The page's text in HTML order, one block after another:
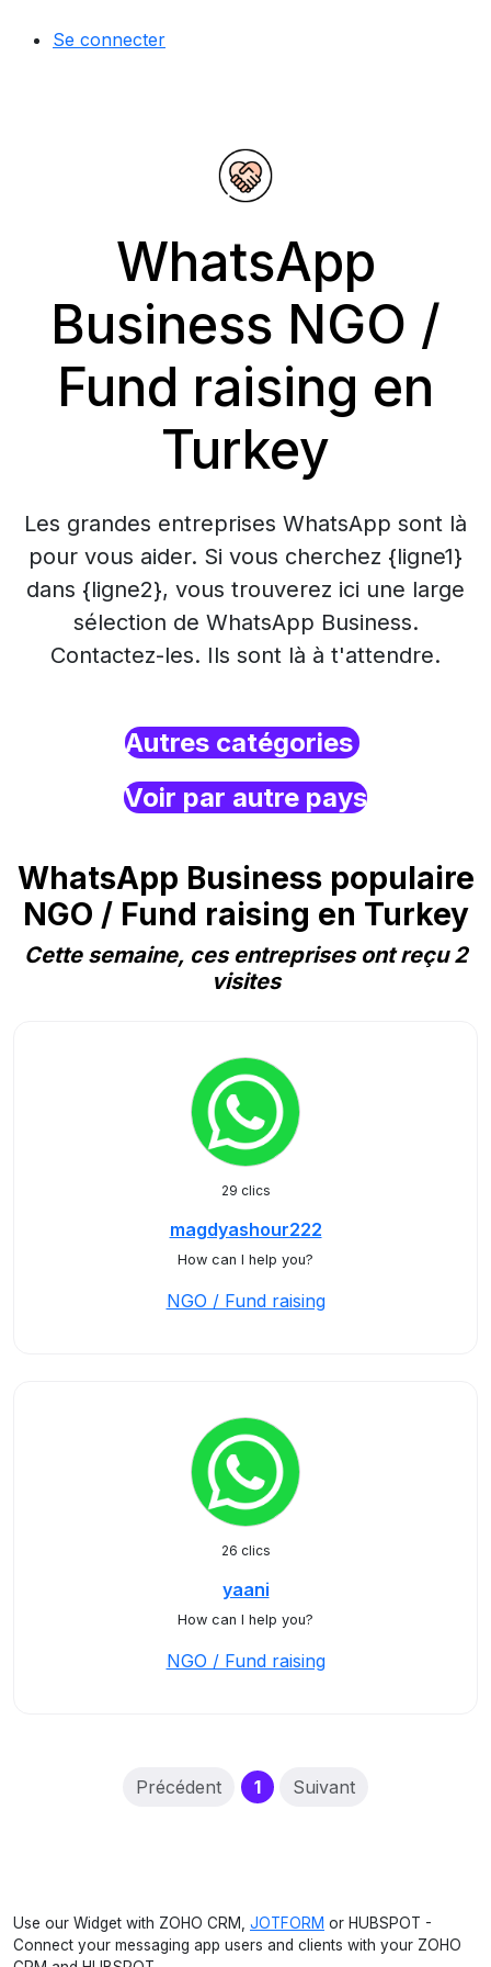
Se connecter
WhatsApp
Business NGO /
Fund raising en
Turkey
Les grandes entreprises WhatsApp sont là
pour vous aider. Si vous cherchez {ligne1}
dans {ligne2}, vous trouverez ici une large
sélection de WhatsApp Business.
Contactez-les. Ils sont là à t'attendre.
Autres catégories
Voir par autre pays
WhatsApp Business populaire
NGO / Fund raising en Turkey
Cette semaine, ces entreprises ont reçu 2
visites
29 clics
magdyashour222
How can I help you?
NGO / Fund raising
26 clics
yaani
How can I help you?
NGO / Fund raising
Précédent 1(current)
Suivant
Use our Widget with ZOHO CRM, JOTFORM or HUBSPOT -
Connect your messaging app users and clients with your ZOHO